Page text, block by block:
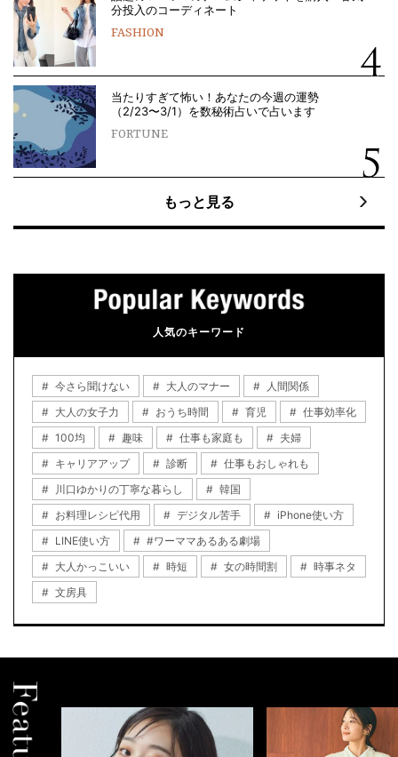
分投入のコーディネート
FASHION
当たりすぎて怖い！あなたの今週の運勢
（2/23〜3/1）を数秘術占いで占います
FORTUNE
もっと見る
人気のキーワード
今さら聞けない 大人のマナー
人間関係
大人の女子力
おうち時間 育児
仕事効率化
100均
趣味 仕事も家庭も
夫婦
キャリアアップ
診断
仕事もおしゃれも
川口ゆかりの丁寧な暮らし
韓国
お料理レシピ代用
デジタル苦手
iPhone使い方
LINE使い方
#ワーママあるある劇場
大人かっこいい
時短 女の時間割
時事ネタ
文房具